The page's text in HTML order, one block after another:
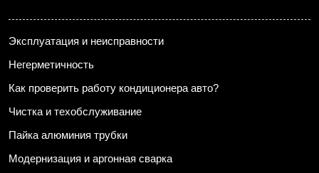
Эксплуатация и неисправности
Негерметичность
Как проверить работу кондиционера авто?
Чистка и техобслуживание
Пайка алюминия трубки
Модернизация и аргонная сварка